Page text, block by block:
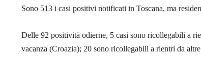
Sono 513 i casi positivi notificati in Toscana, ma
Delle 92 positività odierne, 5 casi sono ricollegabili a
vacanza (Croazia); 20 sono ricollegabili a rientri da